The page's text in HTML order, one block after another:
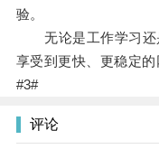
验。
无论是工作学习还
享受到更快、更稳定的
#3#
评论